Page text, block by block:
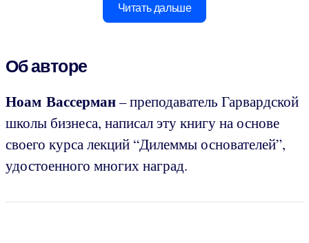
Читать дальше
Об авторе
Ноам Вассерман– преподаватель Гарвардской
школы бизнеса, написал эту книгу на основе
своего курса лекций “Дилеммы основателей”,
удостоенного многих наград.